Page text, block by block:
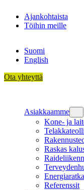
sisältöönAjankohtaista
Töihin meille
Suomi
English
Ota yhteyttä
Asiakkaamme
Kone- ja
Raskas
Referenssit